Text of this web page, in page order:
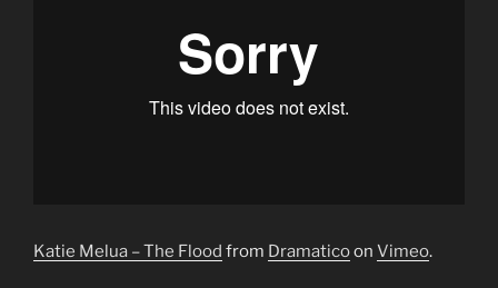
Katie Melua – The Flood from Dramaticoon Vimeo.